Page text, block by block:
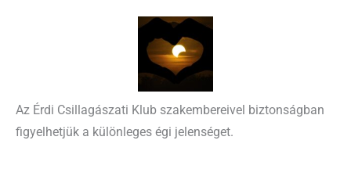
Az Érdi Csillagászati Klub szakembereivel biztonságban
figyelhetjük a különleges égi jelenséget.